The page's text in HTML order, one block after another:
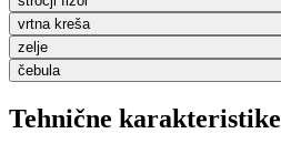
vrtna kreša
zelje
čebula
Tehnične karakteristike